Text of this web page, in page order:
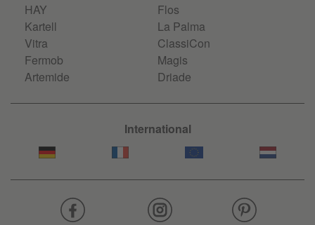
HAY
Kartell
Vitra
Fermob
Artemide
Flos
La Palma
ClassiCon
Magis
Driade
International